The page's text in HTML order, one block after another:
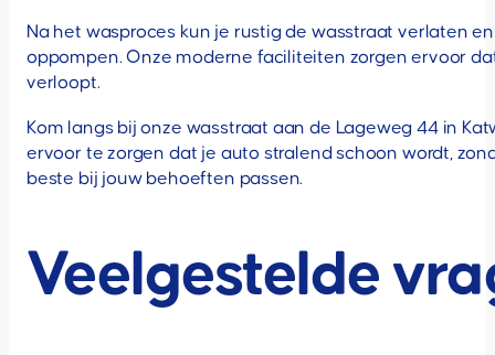
Na het wasproces kun je rustig de wasstraat verlaten
oppompen. Onze moderne faciliteiten zorgen ervoor
verloopt.
Kom langs bij onze wasstraat aan de Lageweg 44 in
ervoor te zorgen dat je auto stralend schoon wordt,
beste bij jouw behoeften passen.
Veelgestelde